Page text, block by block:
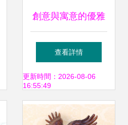
創意與寓意的優雅
棲居 批發樹脂工藝
鴿子擺件，妝點家
居與饋贈的藝術
查看詳情
更新時間：2026-08-06
16:55:49